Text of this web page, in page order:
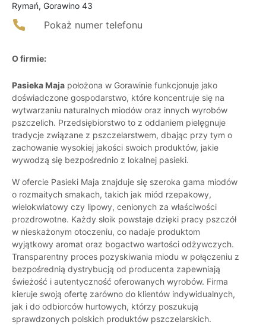
Rymań, Gorawino 43
Pokaż numer telefonu
O firmie:
Pasieka Maja położona w Gorawinie funkcjonuje jako
doświadczone gospodarstwo, które koncentruje się na
wytwarzaniu naturalnych miodów oraz innych wyrobów
pszczelich. Przedsiębiorstwo to z oddaniem pielęgnuje
tradycje związane z pszczelarstwem, dbając przy tym o
zachowanie wysokiej jakości swoich produktów, jakie
wywodzą się bezpośrednio z lokalnej pasieki.
W ofercie Pasieki Maja znajduje się szeroka gama miodów
o rozmaitych smakach, takich jak miód rzepakowy,
wielokwiatowy czy lipowy, cenionych za właściwości
prozdrowotne. Każdy słoik powstaje dzięki pracy pszczół
w nieskażonym otoczeniu, co nadaje produktom
wyjątkowy aromat oraz bogactwo wartości odżywczych.
Transparentny proces pozyskiwania miodu w połączeniu z
bezpośrednią dystrybucją od producenta zapewniają
świeżość i autentyczność oferowanych wyrobów. Firma
kieruje swoją ofertę zarówno do klientów indywidualnych,
jak i do odbiorców hurtowych, którzy poszukują
sprawdzonych polskich produktów pszczelarskich.